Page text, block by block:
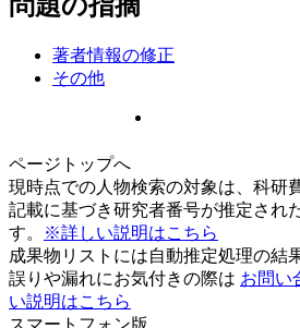
問題の指摘
著者情報の修正
その他
ページトップへ
現時点での人物検索の対象は、科研
記載に基づき研究者番号が推定され
す。
※詳しい説明はこちら
成果物リストには自動推定処理の結
誤りや漏れにお気付きの際は お問い
い説明はこちら